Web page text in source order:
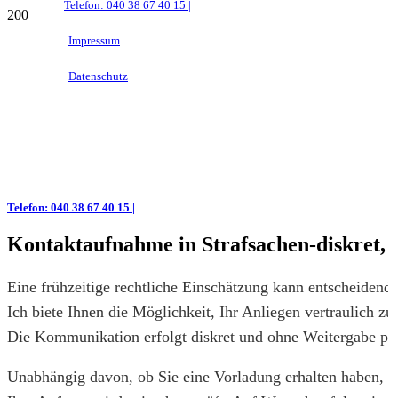
Telefon: 040 38 67 40 15 |
Impressum
Datenschutz
Telefon: 040 38 67 40 15 |
Kontaktaufnahme in Strafsachen-diskret,
Eine frühzeitige rechtliche Einschätzung kann
Ich biete Ihnen die Möglichkeit, Ihr Anliegen vertraulich
Die Kommunikation erfolgt diskret und ohne Weitergabe
Unabhängig davon, ob Sie eine Vorladung erhalten haben,